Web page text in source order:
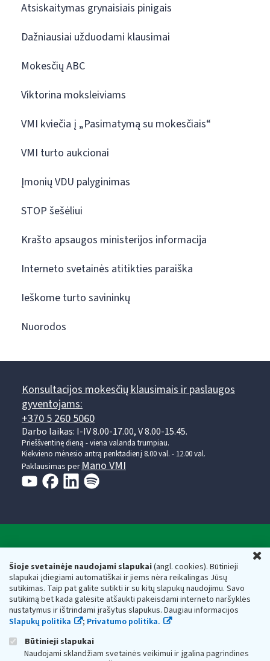
Šioje svetainėje naudojami slapukai(angl. cookies). Būtinieji
slapukai įdiegiami automatiškai ir jiems nėra reikalingas Jūsų
sutikimas. Taip pat galite sutikti ir su kitų slapukų naudojimu. Savo
sutikimą bet kada galėsite atšaukti pakeisdami interneto naršyklės
nustatymus ir ištrindami įrašytus slapukus. Daugiau informacijos
Slapukų politika
; Privatumo politika.
Būtinieji slapukai
Naudojami sklandžiam svetainės veikimui ir įgalina pagrindines
Atsiskaitymas grynaisiais pinigais
Dažniausiai užduodami klausimai
Mokesčių ABC
Viktorina moksleiviams
VMI kviečia į „Pasimatymą su mokesčiais“
VMI turto aukcionai
Įmonių VDU palyginimas
STOP šešėliui
Krašto apsaugos ministerijos informacija
Interneto svetainės atitikties paraiška
Ieškome turto savininkų
Nuorodos
Konsultacijos mokesčių klausimais ir paslaugos
gyventojams:
+370 5 260 5060
Darbo laikas: I-IV 8.00-17.00, V 8.00-15.45.
Prieššventinę dieną - viena valanda trumpiau.
Kiekvieno mėnesio antrą penktadienį 8.00 val. - 12.00 val.
Paklausimas perMano VMI
Valstybinė mokesčių inspekcija prie Lietuvos
Respublikos finansų ministerijos
Biudžetinė įstaiga. Juridinio asmens kodas — 188659752,
adresas: Vasario 16-osios g. 14, 01107 Vilnius, Lietuva, el.paštas:
vmi@vmi.lt , E. pristatymo dėžutės adresas 188659752
Duomenys apie Valstybinę mokesčių inspekciją prie Lietuvos
Respublikos finansų ministerijos kaupiami ir saugomi Juridinių